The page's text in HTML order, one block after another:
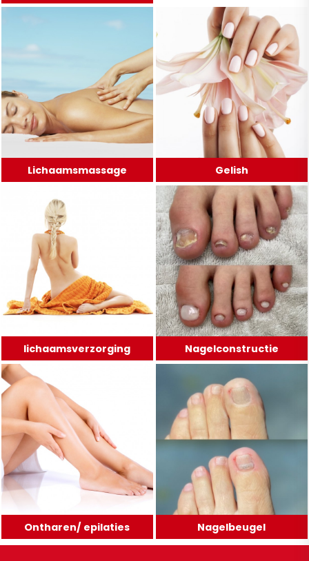
Lichaamsmassage Gelish
lichaamsverzorging Nagelconstructie
Ontharen/ epilaties Nagelbeugel